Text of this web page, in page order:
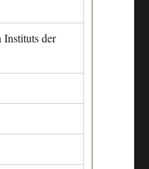
Instituts der